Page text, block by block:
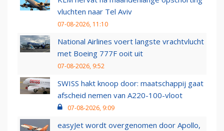
vluchten naar Tel Aviv
07-08-2026, 11:10
National Airlines voert langste vrachtvlucht
met Boeing 777F ooit uit
07-08-2026, 9:52
SWISS hakt knoop door: maatschappij gaat
afscheid nemen van A220-100-vloot
07-08-2026, 9:09
easyJet wordt overgenomen door Apollo,